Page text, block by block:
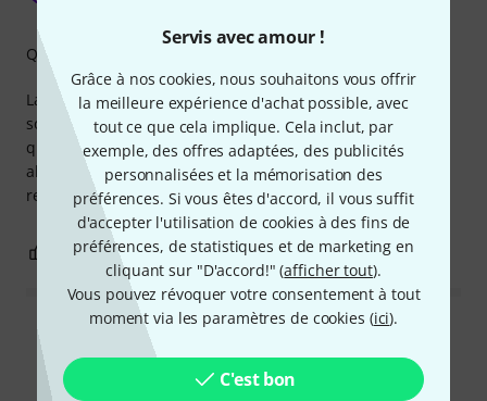
Servis avec amour !
Grâce à nos cookies, nous souhaitons vous offrir
la meilleure expérience d'achat possible, avec
tout ce que cela implique. Cela inclut, par
exemple, des offres adaptées, des publicités
personnalisées et la mémorisation des
préférences. Si vous êtes d'accord, il vous suffit
d'accepter l'utilisation de cookies à des fins de
préférences, de statistiques et de marketing en
cliquant sur "D'accord!" (afficher tout).
Vous pouvez révoquer votre consentement à tout
moment via les paramètres de cookies (ici).
C'est bon
La pince à déclenchement rapide Stageworx a l'air très
solide et robuste et présente, à mon avis, un rapport
qualité-prix particulièrement bon. Ces pinces m'ont
absolument fait leurs preuves et je peux certainement les
recommander.
Qualité de fabrication
0 SIGNALER L'ÉVALUATION
Lire toutes les évaluations